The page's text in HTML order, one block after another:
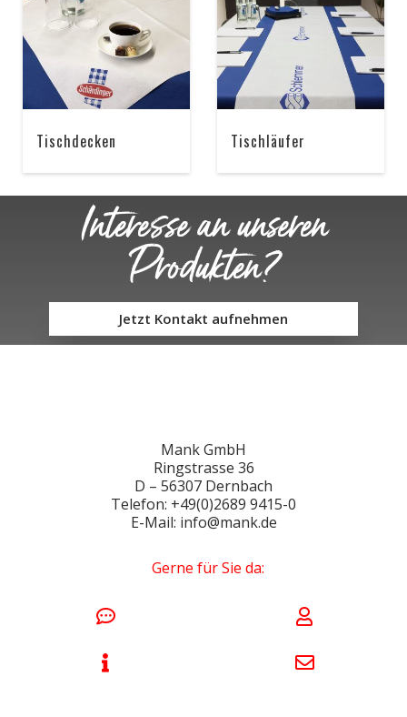
Tischdecken Tischläufer
Interesse an unseren
Produkten?
Jetzt Kontakt aufnehmen
Mank GmbH
Ringstrasse 36
D – 56307 Dernbach
Telefon: +49(0)2689 9415-0
E-Mail: info@mank.de
Gerne für Sie da: